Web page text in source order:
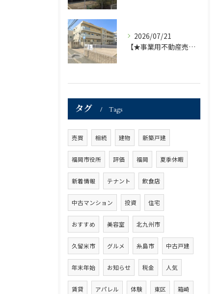
2026/07/21
【★事業用不動産売買仲介専門部署より★】福岡市の不動産｜株式会社ランドマーク ●収益物件「D-room笹丘」●
タグ Tags
売買 相続 建物 新築戸建
福岡市役所 評価 福岡 夏季休暇
新着情報 テナント 飲食店
中古マンション 投資 住宅
おすすめ 美容室 北九州市
久留米市 グルメ 糸島市 中古戸建
年末年始 お知らせ 税金 人気
賃貸 アパレル 体験 東区 箱崎